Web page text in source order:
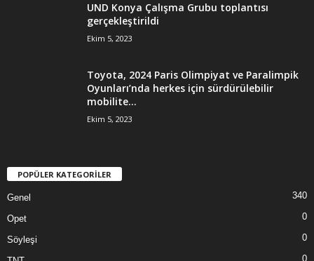
UND Konya Çalışma Grubu toplantısı
gerçekleştirildi
Ekim 5, 2023
Toyota, 2024 Paris Olimpiyat ve Paralimpik
Oyunları’nda herkes için sürdürülebilir
mobilite...
Ekim 5, 2023
POPÜLER KATEGORİLER
Genel 340
Opet 0
Söyleşi 0
0